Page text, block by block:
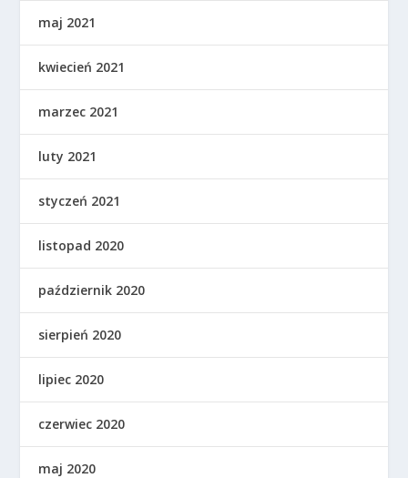
maj 2021
kwiecień 2021
marzec 2021
luty 2021
styczeń 2021
listopad 2020
październik 2020
sierpień 2020
lipiec 2020
czerwiec 2020
maj 2020